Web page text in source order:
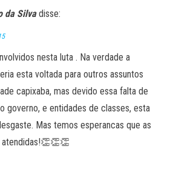
da Silva disse:
nesta luta . Na verdade a
esta voltada para outros assuntos
capixaba, mas devido essa falta de
governo, e entidades de classes, esta
Mas temos esperancas que as